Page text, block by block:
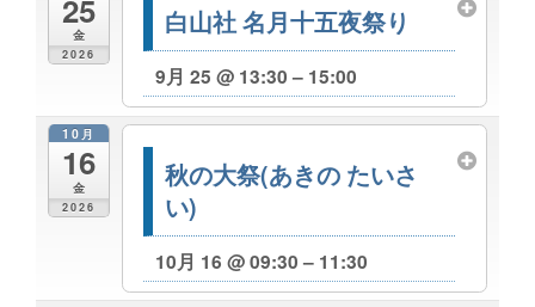
25
金
2026
白山社 名月十五夜祭り
9月 25 @ 13:30 – 15:00
10月
16
金
2026
秋の大祭(あきの たいさ
い)
10月 16 @ 09:30 – 11:30